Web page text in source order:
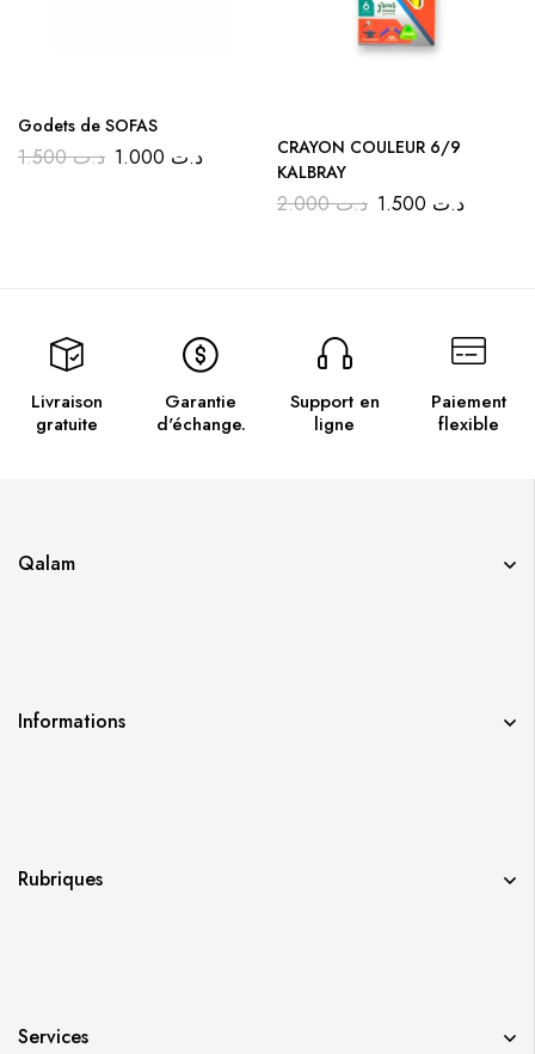
Godets de SOFAS
د.ت1.500 د.ت
CRAYON COULEUR 6/9
KALBRAY
د.ت2.000 د.ت
Livraison
gratuite
Garantie
d'échange.
Support en
ligne
Paiement
flexible
Qalam
Informations
Rubriques
Services